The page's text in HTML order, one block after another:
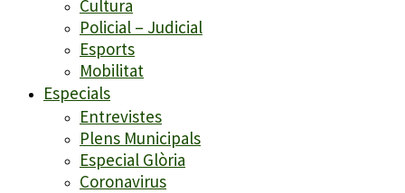
Cultura
Policial – Judicial
Esports
Mobilitat
Especials
Entrevistes
Plens Municipals
Especial Glòria
Coronavirus